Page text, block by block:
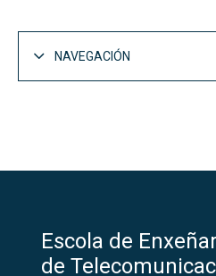
NAVEGACIÓN
Escola de
de